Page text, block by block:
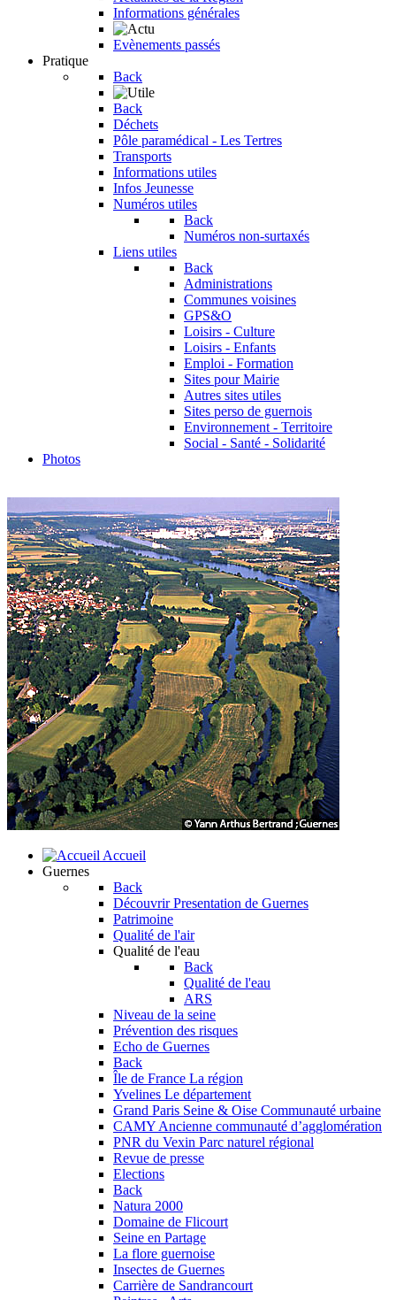
Informations générales
Evènements passés
Pratique
Back
Back
Déchets
Pôle paramédical - Les Tertres
Transports
Informations utiles
Infos Jeunesse
Numéros utiles
Back
Numéros non-surtaxés
Liens utiles
Back
Administrations
Communes voisines
GPS&O
Loisirs - Culture
Loisirs - Enfants
Emploi - Formation
Sites pour Mairie
Autres sites utiles
Sites perso de guernois
Environnement - Territoire
Social - Santé - Solidarité
Photos
Accueil
Guernes
Back
Découvrir Presentation de Guernes
Patrimoine
Qualité de l'air
Qualité de l'eau
Back
Qualité de l'eau
ARS
Niveau de la seine
Prévention des risques
Echo de Guernes
Back
Île de France La région
Yvelines Le département
Grand Paris Seine & Oise Communauté urbaine
CAMY Ancienne communauté d’agglomération
PNR du Vexin Parc naturel régional
Revue de presse
Elections
Back
Natura 2000
Domaine de Flicourt
Seine en Partage
La flore guernoise
Insectes de Guernes
Carrière de Sandrancourt